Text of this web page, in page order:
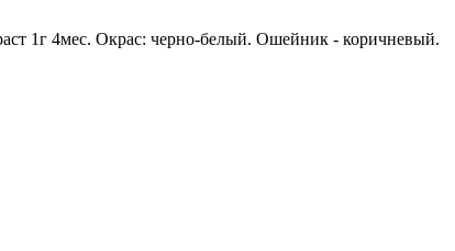
1г 4мес. Окрас: черно-белый. Ошейник - коричневый.